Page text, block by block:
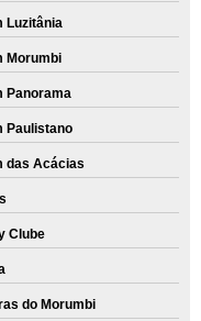
Luzitânia
Morumbi
Panorama
Paulistano
das Acácias
Clube
do Morumbi